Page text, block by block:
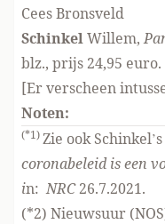
Cees Bronsveld
SchinkelWillem,
blz., prijs 24,95 euro.
[Er verscheen
Noten:
(*1)Zie ook
coronabeleid is een
in: NRC26.7.2021.
(*2) Nieuwsuur